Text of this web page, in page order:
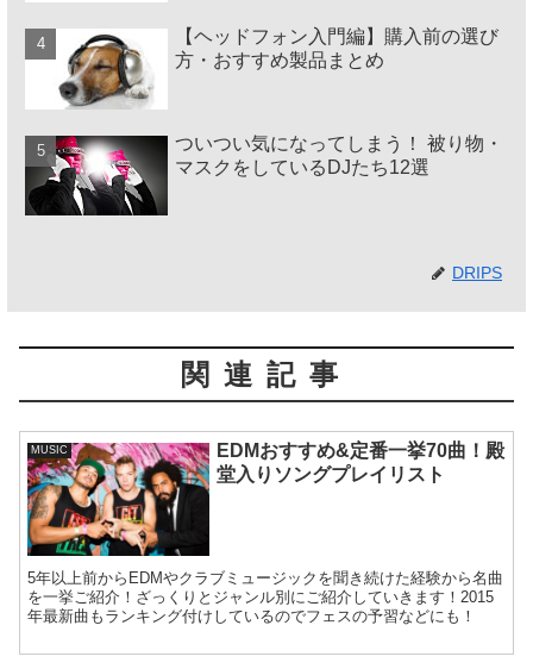
【ヘッドフォン入門編】購入前の選び
方・おすすめ製品まとめ
ついつい気になってしまう！ 被り物・
マスクをしているDJたち12選
DRIPS
関連記事
MUSIC
EDMおすすめ&定番一挙70曲！殿
堂入りソングプレイリスト
5年以上前からEDMやクラブミュージックを聞き続けた経験から名曲
を一挙ご紹介！ざっくりとジャンル別にご紹介していきます！2015
年最新曲もランキング付けしているのでフェスの予習などにも！